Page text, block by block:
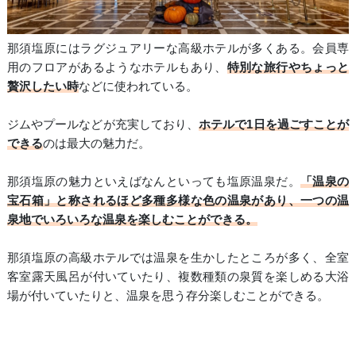
那須塩原にはラグジュアリーな高級ホテルが多くある。会員専
用のフロアがあるようなホテルもあり、 特別な旅行やちょっと
贅沢したい時などに使われている。
ジムやプールなどが充実しており、ホテルで1日を過ごすことが
できるのは最大の魅力だ。
那須塩原の魅力といえばなんといっても塩原温泉だ。 「温泉の
宝石箱」と称されるほど多種多様な色の温泉があり、一つの温
泉地でいろいろな温泉を楽しむことができる。
那須塩原の高級ホテルでは温泉を生かしたところが多く、全室
客室露天風呂が付いていたり、複数種類の泉質を楽しめる大浴
場が付いていたりと、温泉を思う存分楽しむことができる。